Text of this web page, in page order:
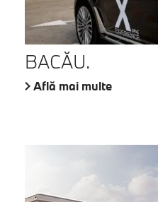
BACĂU.
Află mai multe